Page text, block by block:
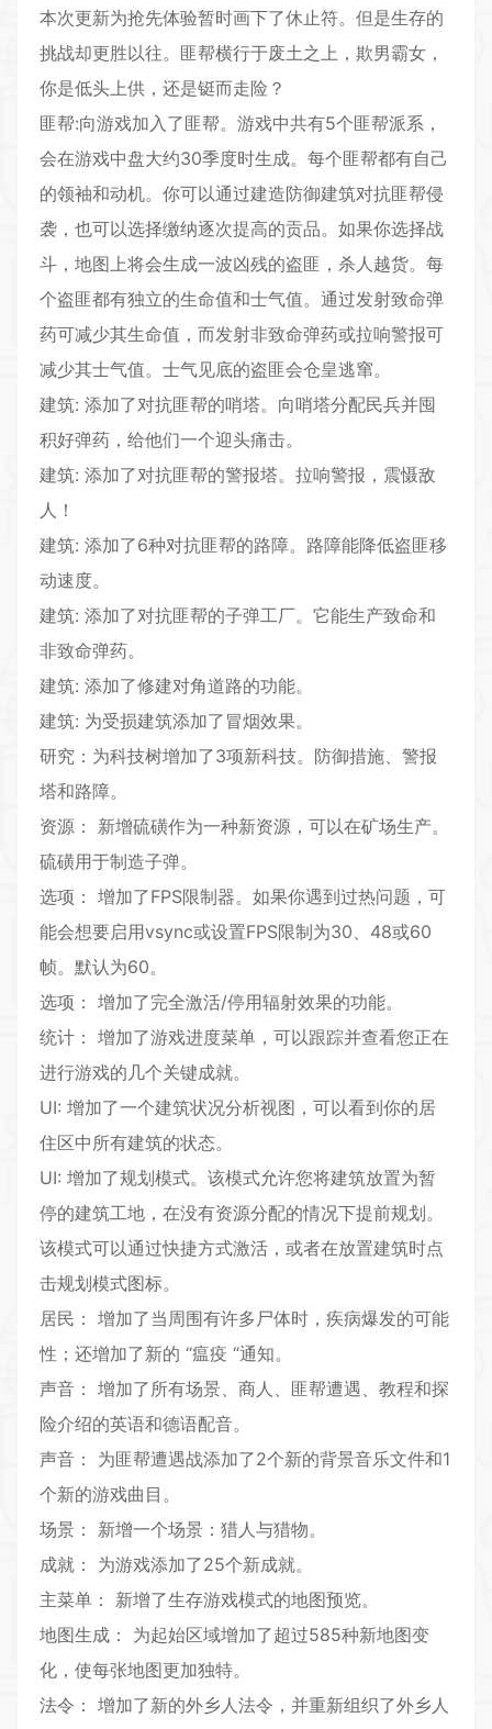
本次更新为抢先体验暂时画下了休止符。但是生存的
挑战却更胜以往。匪帮横行于废土之上，欺男霸女，
你是低头上供，还是铤而走险？
匪帮:向游戏加入了匪帮。游戏中共有5个匪帮派系，
会在游戏中盘大约30季度时生成。每个匪帮都有自己
的领袖和动机。你可以通过建造防御建筑对抗匪帮侵
袭，也可以选择缴纳逐次提高的贡品。如果你选择战
斗，地图上将会生成一波凶残的盗匪，杀人越货。每
个盗匪都有独立的生命值和士气值。通过发射致命弹
药可减少其生命值，而发射非致命弹药或拉响警报可
减少其士气值。士气见底的盗匪会仓皇逃窜。
建筑: 添加了对抗匪帮的哨塔。向哨塔分配民兵并囤
积好弹药，给他们一个迎头痛击。
建筑: 添加了对抗匪帮的警报塔。拉响警报，震慑敌
人！
建筑: 添加了6种对抗匪帮的路障。路障能降低盗匪移
动速度。
建筑: 添加了对抗匪帮的子弹工厂。它能生产致命和
非致命弹药。
建筑: 添加了修建对角道路的功能。
建筑: 为受损建筑添加了冒烟效果。
研究：为科技树增加了3项新科技。防御措施、警报
塔和路障。
资源： 新增硫磺作为一种新资源，可以在矿场生产。
硫磺用于制造子弹。
选项： 增加了FPS限制器。如果你遇到过热问题，可
能会想要启用vsync或设置FPS限制为30、48或60
帧。默认为60。
选项： 增加了完全激活/停用辐射效果的功能。
统计： 增加了游戏进度菜单，可以跟踪并查看您正在
进行游戏的几个关键成就。
UI: 增加了一个建筑状况分析视图，可以看到你的居
住区中所有建筑的状态。
UI: 增加了规划模式。该模式允许您将建筑放置为暂
停的建筑工地，在没有资源分配的情况下提前规划。
该模式可以通过快捷方式激活，或者在放置建筑时点
击规划模式图标。
居民： 增加了当周围有许多尸体时，疾病爆发的可能
性；还增加了新的 “瘟疫 “通知。
声音： 增加了所有场景、商人、匪帮遭遇、教程和探
险介绍的英语和德语配音。
声音： 为匪帮遭遇战添加了2个新的背景音乐文件和1
个新的游戏曲目。
场景： 新增一个场景：猎人与猎物。
成就： 为游戏添加了25个新成就。
主菜单： 新增了生存游戏模式的地图预览。
地图生成： 为起始区域增加了超过585种新地图变
化，使每张地图更加独特。
法令： 增加了新的外乡人法令，并重新组织了外乡人